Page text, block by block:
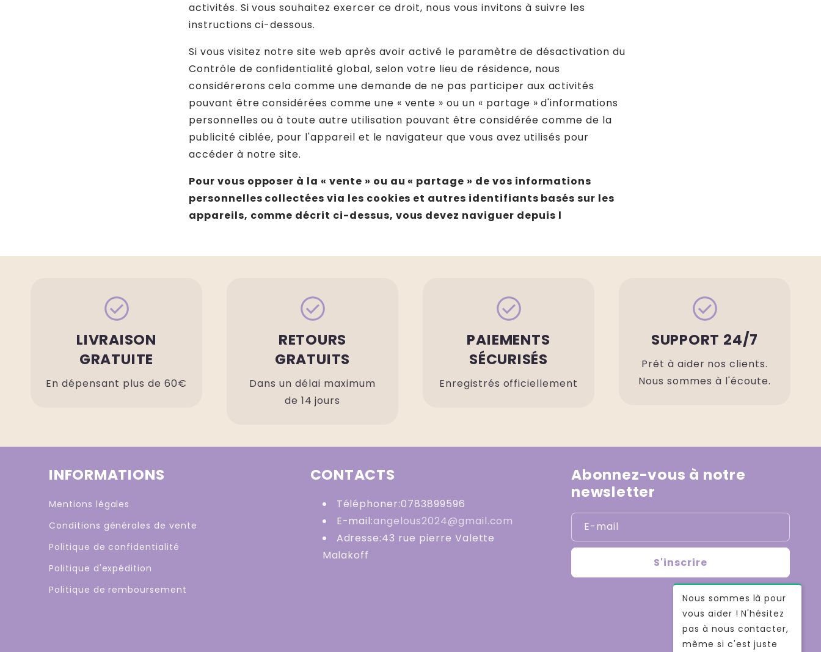
activités. Si vous souhaitez exercer ce droit, nous vous invitons à suivre les
instructions ci-dessous.
Si vous visitez notre site web après avoir activé le paramètre de désactivation du
Contrôle de confidentialité global, selon votre lieu de résidence, nous
considérerons cela comme une demande de ne pas participer aux activités
pouvant être considérées comme une « vente » ou un « partage » d'informations
personnelles ou à toute autre utilisation pouvant être considérée comme de la
publicité ciblée, pour l'appareil et le navigateur que vous avez utilisés pour
accéder à notre site.
Pour vous opposer à la « vente » ou au « partage » de vos informations
personnelles collectées via les cookies et autres identifiants basés sur les
appareils, comme décrit ci-dessus, vous devez naviguer depuis l
check_circle
LIVRAISON
GRATUITE
En dépensant plus de 60€
check_circle
RETOURS
GRATUITS
Dans un délai maximum
de 14 jours
check_circle
PAIEMENTS
SÉCURISÉS
Enregistrés officiellement
check_circle
SUPPORT 24/7
Prêt à aider nos clients.
Nous sommes à l'écoute.
INFORMATIONS
Mentions légales
Conditions générales de vente
Politique de confidentialité
Politique d'expédition
Politique de remboursement
CONTACTS
Téléphoner:0783899596
E-mail:angelous2024@gmail.com
Adresse:43 rue pierre Valette
Malakoff
Abonnez-vous à notre
newsletter
E-mail
S'inscrire
Nous sommes là pour
vous aider ! N'hésitez
pas à nous contacter,
même si c'est juste